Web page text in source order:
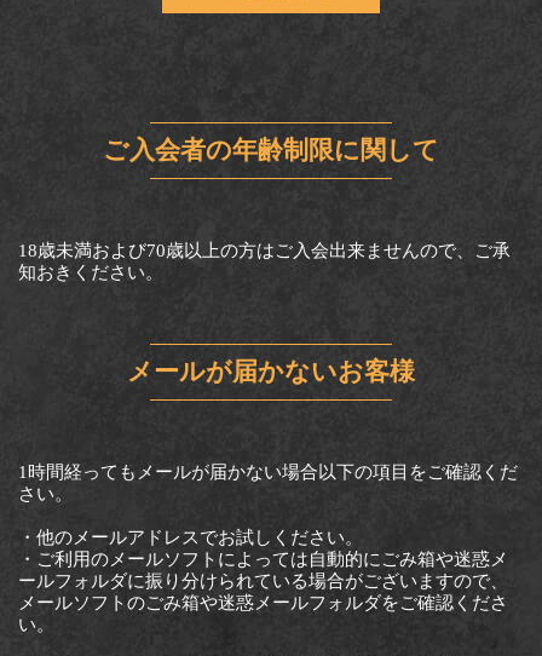
ご入会者の年齢制限に関して
18歳未満および70歳以上の方はご入会出来ませんので、ご承
知おきください。
メールが届かないお客様
1時間経ってもメールが届かない場合以下の項目をご確認くだ
さい。
・他のメールアドレスでお試しください。
・ご利用のメールソフトによっては自動的にごみ箱や迷惑メ
ールフォルダに振り分けられている場合がございますので、
メールソフトのごみ箱や迷惑メールフォルダをご確認くださ
い。